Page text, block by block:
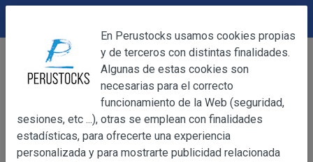
Alimentación
Platos Preparados
Sopa Maggi Sancocho 60g
OBJETO
DEVOLUCIONES
En Perustocks usamos cookies propias
y de terceros con distintas finalidades.
Algunas de estas cookies son
necesarias para el correcto
funcionamiento de la Web (seguridad,
sesiones, etc ...), otras se emplean con finalidades
estadísticas, para ofrecerte una experiencia
personalizada y para mostrarte publicidad relacionada